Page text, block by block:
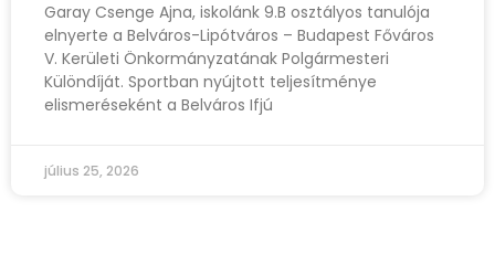
Garay Csenge Ajna, iskolánk 9.B osztályos tanulója
elnyerte a Belváros-Lipótváros – Budapest Főváros
V. Kerületi Önkormányzatának Polgármesteri
Különdíját. Sportban nyújtott teljesítménye
elismeréseként a Belváros Ifjú
július 25, 2026